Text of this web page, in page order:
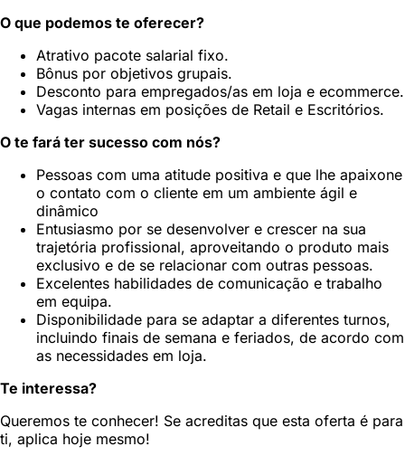
O que podemos te oferecer?
Atrativo pacote salarial fixo.
Bônus por objetivos grupais.
Desconto para empregados/as em loja e ecommerce.
Vagas internas em posições de Retail e Escritórios.
O te fará ter sucesso com nós?
Pessoas com uma atitude positiva e que lhe apaixone
o contato com o cliente em um ambiente ágil e
dinâmico
Entusiasmo por se desenvolver e crescer na sua
trajetória profissional, aproveitando o produto mais
exclusivo e de se relacionar com outras pessoas.
Excelentes habilidades de comunicação e trabalho
em equipa.
Disponibilidade para se adaptar a diferentes turnos,
incluindo finais de semana e feriados, de acordo com
as necessidades em loja.
Te interessa?
Queremos te conhecer! Se acreditas que esta oferta é para
ti, aplica hoje mesmo!